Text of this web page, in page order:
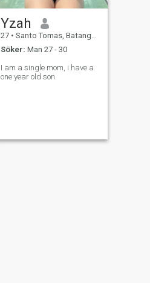
Yzah
27 • Santo Tomas, Batangas, Filippinerna
Söker: Man 27 - 30
I am a single mom, i have a
one year old son.